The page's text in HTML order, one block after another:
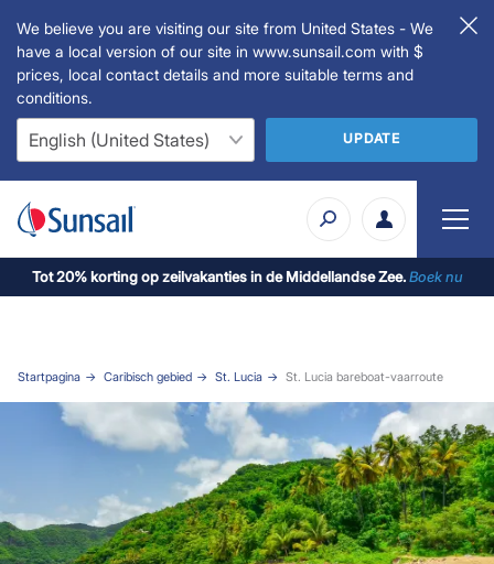
We believe you are visiting our site from United States - We
have a local version of our site in www.sunsail.com with $
prices, local contact details and more suitable terms and
conditions.
UPDATE
Tot 20% korting op zeilvakanties in de Middellandse Zee.Boek nu
Startpagina Caribisch gebied St. Lucia St. Lucia bareboat-vaarroute